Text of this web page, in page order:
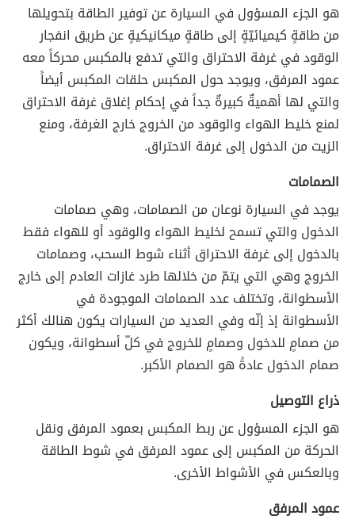
هو الجزء المسؤول في السيارة عن توفير الطاقة بتحويلها
من طاقةٍ كيميائيّةٍ إلى طاقةٍ ميكانيكيةٍ عن طريق انفجار
الوقود في غرفة الاحتراق والتي تدفع بالمكبس محركاً معه
عمود المرفق، ويوجد حول المكبس حلقات المكبس أيضاً
والتي لها أهميةٌ كبيرةٌ جداً في إحكام إغلاق غرفة الاحتراق
لمنع خليط الهواء والوقود من الخروج خارج الغرفة، ومنع
الزيت من الدخول إلى غرفة الاحتراق.
الصمامات
يوجد في السيارة نوعان من الصمامات، وهي صمامات
الدخول والتي تسمح لخليط الهواء والوقود أو للهواء فقط
بالدخول إلى غرفة الاحتراق أثناء شوط السحب، وصمامات
الخروج وهي التي يتمّ من خلالها طرد غازات العادم إلى خارج
الأسطوانة، وتختلف عدد الصمامات الموجودة في
الأسطوانة إذ إنّه وفي العديد من السيارات يكون هنالك أكثر
من صمامٍ للدخول وصمامٍ للخروج في كلّ أسطوانة، ويكون
صمام الدخول عادةً هو الصمام الأكبر.
ذراع التوصيل
هو الجزء المسؤول عن ربط المكبس بعمود المرفق ونقل
الحركة من المكبس إلى عمود المرفق في شوط الطاقة
وبالعكس في الأشواط الأخرى.
عمود المرفق